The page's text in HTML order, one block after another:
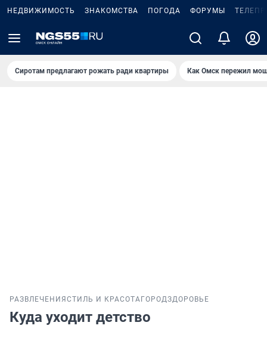
НЕДВИЖИМОСТЬ ЗНАКОМСТВА ПОГОДА ФОРУМЫ
Сиротам предлагают рожать ради квартиры Как Омск пережил
РАЗВЛЕЧЕНИЯ СТИЛЬ И КРАСОТА ГОРОДЗДОРОВЬЕ
Куда уходит детство